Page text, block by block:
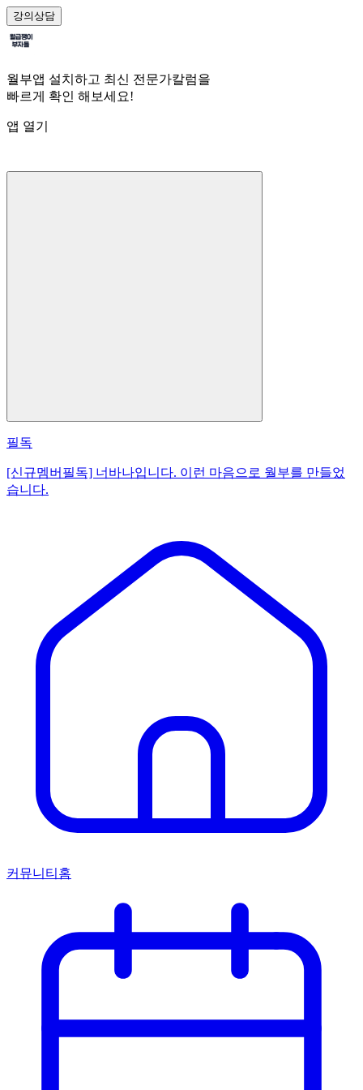
강의상담
월부앱 설치하고 최신 전문가칼럼을
빠르게 확인 해보세요!
앱 열기
필독
[신규멤버필독] 너바나입니다. 이런 마음으로 월부를 만들었
습니다.
커뮤니티홈